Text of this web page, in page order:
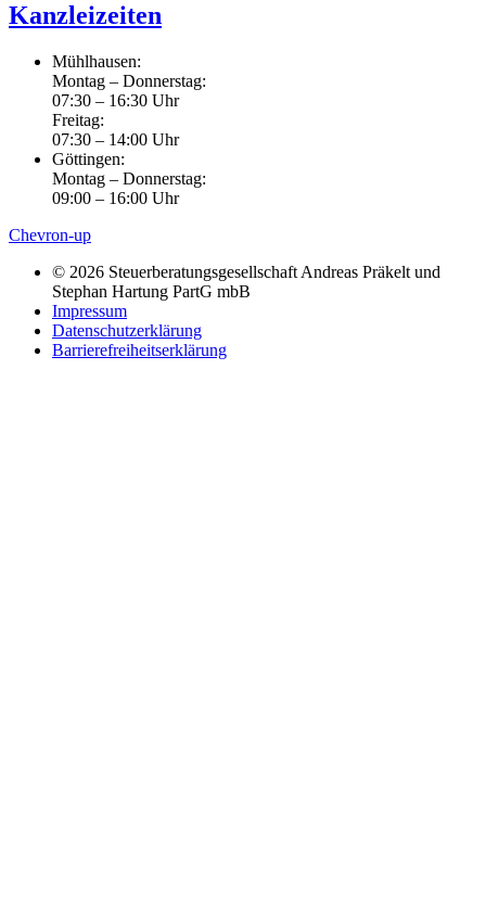
Kanzleizeiten
Mühlhausen:
Montag – Donnerstag:
07:30 – 16:30 Uhr
Freitag:
07:30 – 14:00 Uhr
Göttingen:
Montag – Donnerstag:
09:00 – 16:00 Uhr
Chevron-up
© 2026 Steuerberatungsgesellschaft Andreas Präkelt und
Stephan Hartung PartG mbB
Impressum
Datenschutzerklärung
Barrierefreiheitserklärung